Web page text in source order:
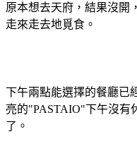
原本想去天府，結果沒開
走來走去地覓食。
下午兩點能選擇的餐廳已
亮的"PASTAIO"下午沒有
了。